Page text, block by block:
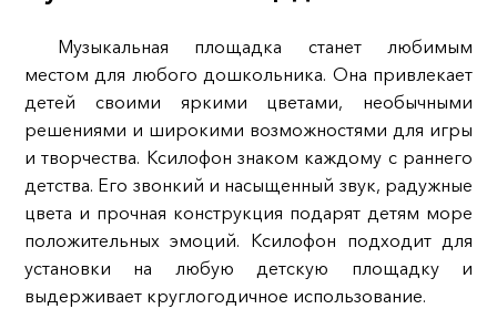
Музыкальная площадка станет любимым
местом для любого дошкольника. Она привлекает
детей своими яркими цветами, необычными
решениями и широкими возможностями для игры
и творчества. Ксилофон знаком каждому с раннего
детства. Его звонкий и насыщенный звук, радужные
цвета и прочная конструкция подарят детям море
положительных эмоций. Ксилофон подходит для
установки на любую детскую площадку и
выдерживает круглогодичное использование.